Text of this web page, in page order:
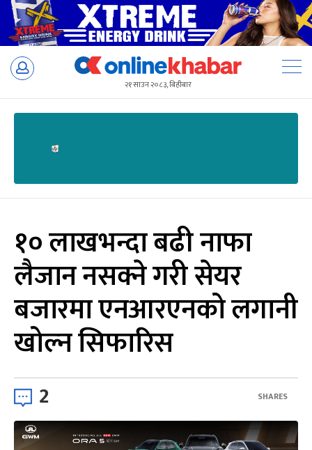
Skip
२१ साउन २०८३, बिहीबार
१० लाखभन्दा बढी नाफा
लैजान नसक्ने गरी सेयर
बजारमा एनआरएनको लगानी
खोल्न सिफारिस
2 SHARES